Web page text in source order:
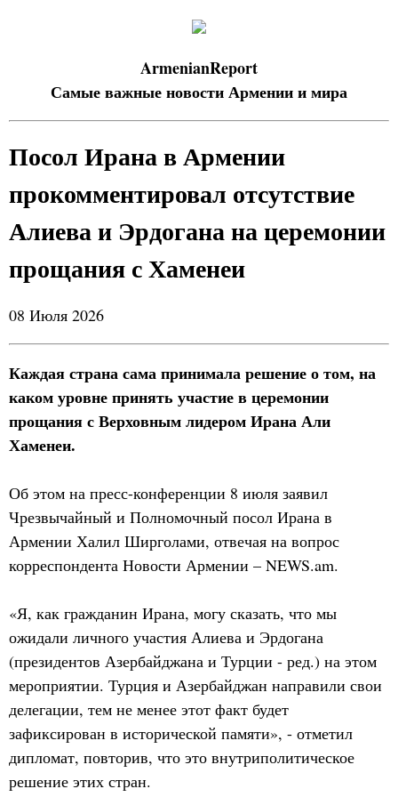
ArmenianReport
Самые важные новости Армении и мира
Посол Ирана в Армении
прокомментировал отсутствие
Алиева и Эрдогана на церемонии
прощания с Хаменеи
08 Июля 2026
Каждая страна сама принимала решение о том, на
каком уровне принять участие в церемонии
прощания с Верховным лидером Ирана Али
Хаменеи.
Об этом на пресс-конференции 8 июля заявил
Чрезвычайный и Полномочный посол Ирана в
Армении Халил Ширголами, отвечая на вопрос
корреспондента Новости Армении – NEWS.am.
«Я, как гражданин Ирана, могу сказать, что мы
ожидали личного участия Алиева и Эрдогана
(президентов Азербайджана и Турции - ред.) на этом
мероприятии. Турция и Азербайджан направили свои
делегации, тем не менее этот факт будет
зафиксирован в исторической памяти», - отметил
дипломат, повторив, что это внутриполитическое
решение этих стран.